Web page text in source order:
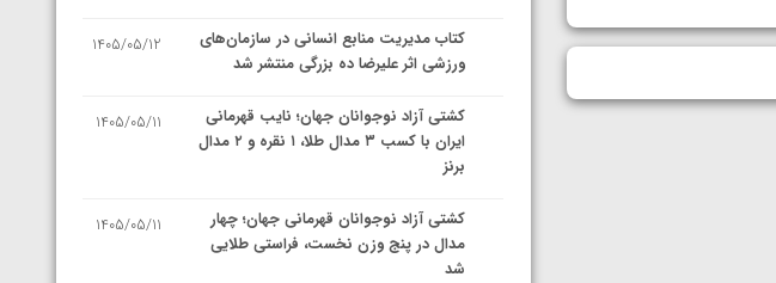
کتاب مدیریت منابع انسانی در سازمان‌های
ورزشی اثر علیرضا ده بزرگی منتشر شد
1405/05/12
کشتی آزاد نوجوانان جهان؛ نایب قهرمانی
ایران با کسب ۳ مدال طلا، ۱ نقره و ۲ مدال
برنز
1405/05/11
کشتی آزاد نوجوانان قهرمانی جهان؛ چهار
مدال در پنج وزن نخست، فراستی طلایی
شد
1405/05/11